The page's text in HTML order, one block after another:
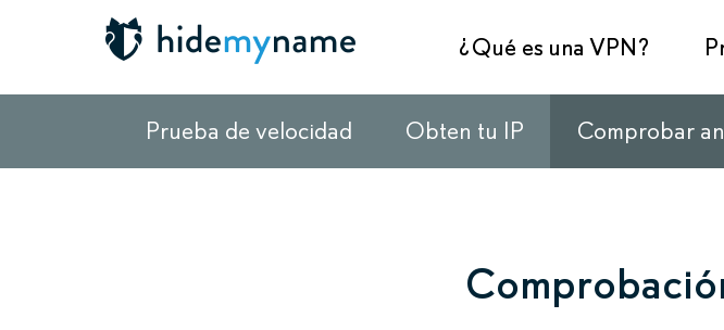
¿Qué es una VPN?
Prueba de velocidad Obten tu IP Comprobar